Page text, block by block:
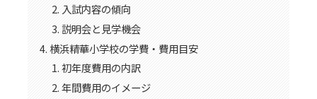
入試内容の傾向
説明会と見学機会
横浜精華小学校の学費・費用目安
初年度費用の内訳
年間費用のイメージ